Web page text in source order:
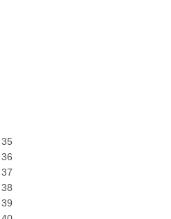
35
36
37
38
39